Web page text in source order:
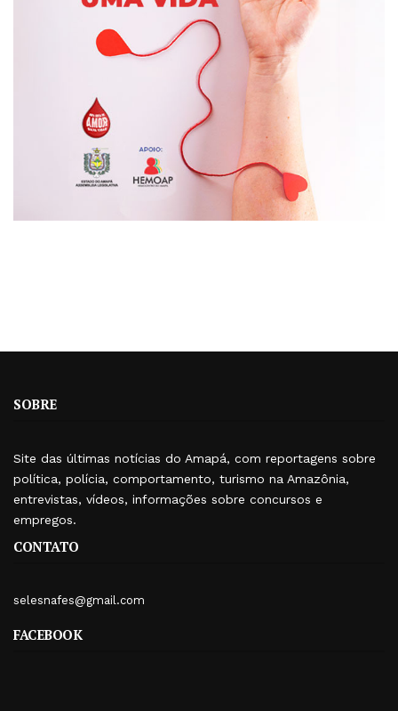
SOBRE
Site das últimas notícias do Amapá, com reportagens sobre
política, polícia, comportamento, turismo na Amazônia,
entrevistas, vídeos, informações sobre concursos e
empregos.
CONTATO
selesnafes@gmail.com
FACEBOOK